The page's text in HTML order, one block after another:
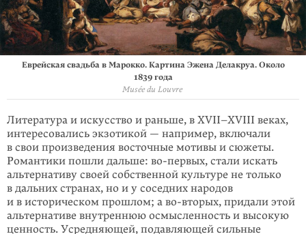
Еврейская свадьба в Марокко. Картина Эжена Делакруа. Около
1839 года
Musée du Louvre
Литература и искусство и раньше, в XVII–XVIII веках,
интересовались экзотикой — например, включали
в свои произведения восточные мотивы и сюжеты.
Романтики пошли дальше: во-первых, стали искать
альтернативу своей собственной культуре не только
в дальних странах, но и у соседних народов
и в историческом прошлом; а во-вторых, придали этой
альтернативе внутреннюю осмысленность и высокую
ценность. Усредняющей, подавляющей сильные